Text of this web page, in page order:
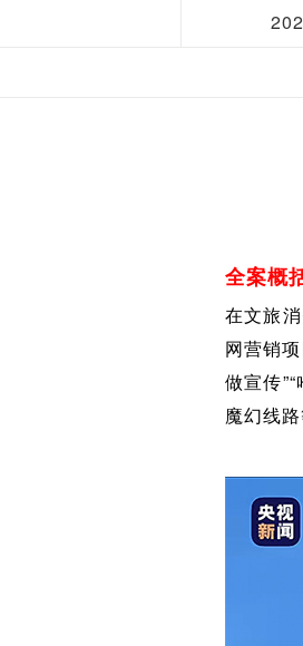
全案概
在文旅
网营销
做宣传
魔幻线